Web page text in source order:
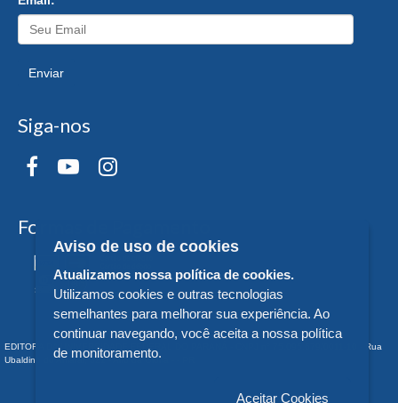
Enviar
Siga-nos
Formas de Pagamento
EDITORA DA UNIVERSIDADE FEDERAL DO PARANÁ - CNPJ n° 75.095.679/0011-10 - Rua
Ubaldino do Amaral, 321 - Alto da Glória - - PR
Aviso de uso de cookies
Atualizamos nossa política de cookies.
Utilizamos cookies e outras tecnologias
semelhantes para melhorar sua experiência. Ao
continuar navegando, você aceita a nossa política
de monitoramento.
Aceitar Cookies